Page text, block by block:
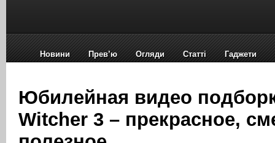
Новини Прев’ю Огляди Статті Гаджети
Юбилейная видео
Witcher 3 – прекрасное,